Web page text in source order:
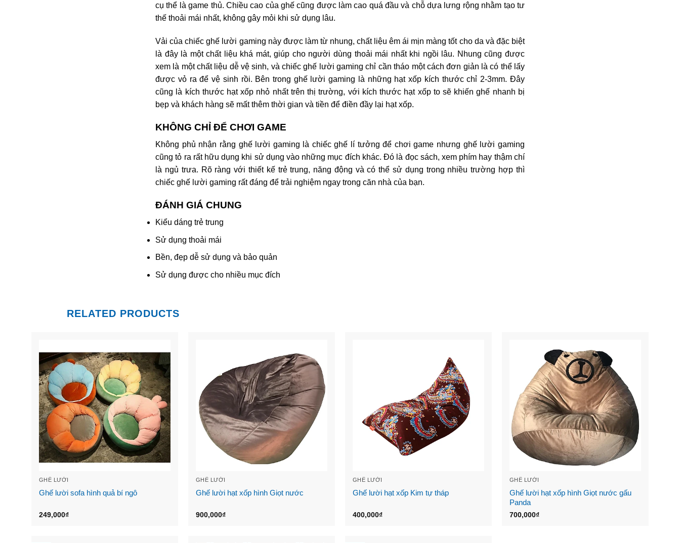
cụ thể là game thủ. Chiều cao của ghế cũng được làm cao quá đầu và chỗ dựa lưng rộng nhằm tạo tư
thế thoải mái nhất, không gây mỏi khi sử dụng lâu.
Vải của chiếc ghế lười gaming này được làm từ nhung, chất liệu êm ái mịn màng tốt cho da và đặc biệt
là đây là một chất liệu khá mát, giúp cho người dùng thoải mái nhất khi ngồi lâu. Nhung cũng được
xem là một chất liệu dễ vệ sinh, và chiếc ghế lười gaming chỉ cần tháo một cách đơn giản là có thể lấy
được vỏ ra để vệ sinh rồi. Bên trong ghế lười gaming là những hạt xốp kích thước chỉ 2-3mm. Đây
cũng là kích thước hạt xốp nhỏ nhất trên thị trường, với kích thước hạt xốp to sẽ khiến ghế nhanh bị
bẹp và khách hàng sẽ mất thêm thời gian và tiền để điền đầy lại hạt xốp.
KHÔNG CHỈ ĐỂ CHƠI GAME
Không phủ nhận rằng ghế lười gaming là chiếc ghế lí tưởng để chơi game nhưng ghế lười gaming
cũng tỏ ra rất hữu dụng khi sử dụng vào những mục đích khác. Đó là đọc sách, xem phím hay thậm chí
là ngủ trưa. Rõ ràng với thiết kế trẻ trung, năng động và có thể sử dụng trong nhiều trường hợp thì
chiếc ghế lười gaming rất đáng để trải nghiệm ngay trong căn nhà của bạn.
ĐÁNH GIÁ CHUNG
Kiểu dáng trẻ trung
Sử dụng thoải mái
Bền, đẹp dễ sử dụng và bảo quản
Sử dụng được cho nhiều mục đích
RELATED PRODUCTS
GHẾ LƯỜI
Ghế lười sofa hình quả bí ngô
249,000₫
GHẾ LƯỜI
Ghế lười hạt xốp hình Giọt nước
900,000₫
GHẾ LƯỜI
Ghế lười hạt xốp Kim tự tháp
400,000₫
GHẾ LƯỜI
Ghế lười hạt xốp hình Giọt nước gấu
Panda
700,000₫